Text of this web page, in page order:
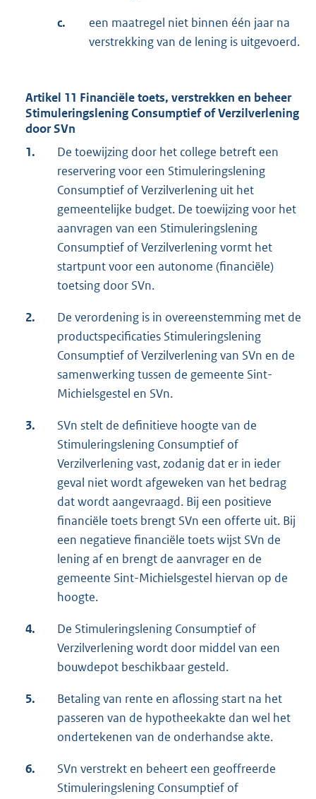
c.
een maatregel niet binnen één jaar na
verstrekking van de lening is uitgevoerd.
Artikel 11 Financiële toets, verstrekken en beheer
Stimuleringslening Consumptief of Verzilverlening
door SVn
1.
De toewijzing door het college betreft een
reservering voor een Stimuleringslening
Consumptief of Verzilverlening uit het
gemeentelijke budget. De toewijzing voor het
aanvragen van een Stimuleringslening
Consumptief of Verzilverlening vormt het
startpunt voor een autonome (financiële)
toetsing door SVn.
2.
De verordening is in overeenstemming met de
productspecificaties Stimuleringslening
Consumptief of Verzilverlening van SVn en de
samenwerking tussen de gemeente Sint-
Michielsgestel en SVn.
3.
SVn stelt de definitieve hoogte van de
Stimuleringslening Consumptief of
Verzilverlening vast, zodanig dat er in ieder
geval niet wordt afgeweken van het bedrag
dat wordt aangevraagd. Bij een positieve
financiële toets brengt SVn een offerte uit. Bij
een negatieve financiële toets wijst SVn de
lening af en brengt de aanvrager en de
gemeente Sint-Michielsgestel hiervan op de
hoogte.
4.
De Stimuleringslening Consumptief of
Verzilverlening wordt door middel van een
bouwdepot beschikbaar gesteld.
5.
Betaling van rente en aflossing start na het
passeren van de hypotheekakte dan wel het
ondertekenen van de onderhandse akte.
6.
SVn verstrekt en beheert een geoffreerde
Stimuleringslening Consumptief of